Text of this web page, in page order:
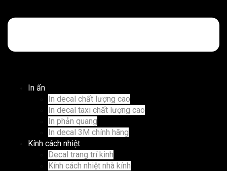
In ấn
In decal chất lượng cao
In decal taxi chất lượng cao
In phản quang
In decal 3M chính hãng
Kính cách nhiệt
Decal trang trí kinh
Kính cách nhiệt nhà kính